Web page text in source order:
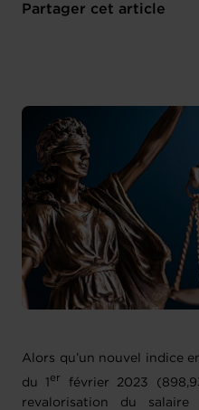
Partager cet article
Alors qu’un nouvel indice
du 1 er
février 2023
revalorisation du